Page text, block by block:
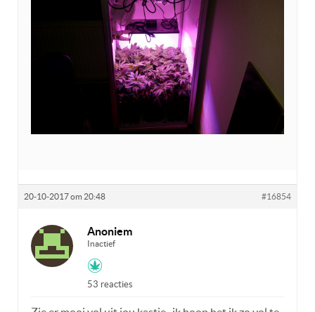
20-10-2017 om 20:48 #16854
Anoniem
Inactief
53 reacties